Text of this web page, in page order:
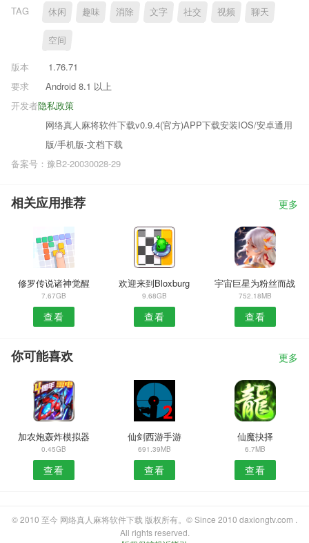
TAG 休闲 趣味 消除 文字 社交 视频 聊天
空间
版本
1.76.71
要求
Android 8.1 以上
隐私政策
开发者
网络真人麻将软件下载v0.9.4(官方)APP下载安装IOS/安卓通用
版/手机版-文档下载
备案号：豫B2-20030028-29
相关应用推荐 更多
修罗传说诸神觉醒
7.67GB
查看
欢迎来到Bloxburg
9.68GB
查看
宇宙巨星为粉丝而战
752.18MB
查看
你可能喜欢 更多
加农炮轰炸模拟器
0.45GB
查看
仙剑西游手游
691.39MB
查看
仙魔抉择
6.7MB
查看
© 2010 至今 网络真人麻将软件下载 版权所有。© Since 2010 daxiongtv.com .
All rights reserved.